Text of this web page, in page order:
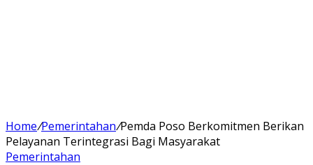
Home/Pemerintahan/Pemda Poso Berkomitmen Berikan
Pelayanan Terintegrasi Bagi Masyarakat
Pemerintahan